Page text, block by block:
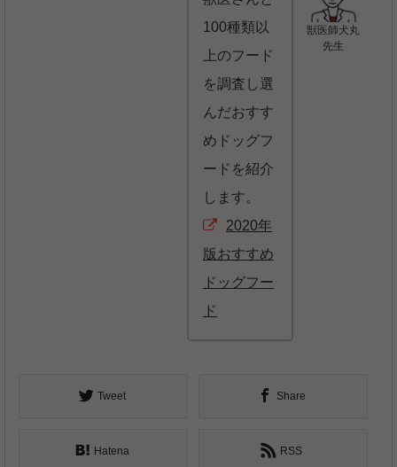
獣医師犬丸
先生
100種類以
上のフード
を調査し選
んだおすす
めドッグフ
ードを紹介
します。
2020年
版おすすめ
ドッグフー
ド
Tweet Share
Hatena RSS